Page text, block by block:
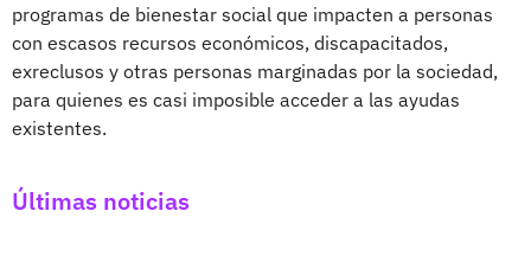
programas de bienestar social que impacten a personas
con escasos recursos económicos, discapacitados,
exreclusos y otras personas marginadas por la sociedad,
para quienes es casi imposible acceder a las ayudas
existentes.
Últimas noticias